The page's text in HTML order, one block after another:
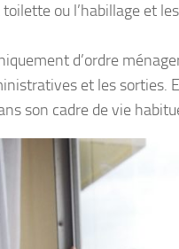
ou l’habillage et
d’ordre
et les sorties.
son cadre de vie